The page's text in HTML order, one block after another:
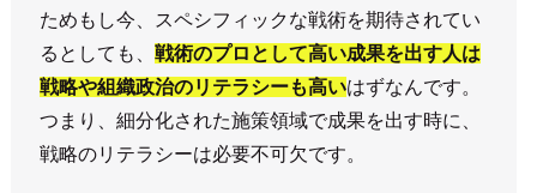
ためもし今、スペシフィックな戦術を期待されてい
るとしても、 戦術のプロとして高い成果を出す人は
戦略や組織政治のリテラシーも高いはずなんです。
つまり、細分化された施策領域で成果を出す時に、
戦略のリテラシーは必要不可欠です。